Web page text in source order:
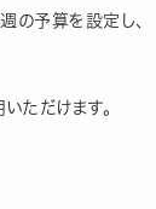
の予算を設定し、
ただけます。